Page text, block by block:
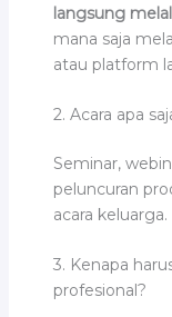
langsung
mana saja
atau platform
2. Acara apa
Seminar,
peluncuran
acara keluarga.
3. Kenapa
profesional?